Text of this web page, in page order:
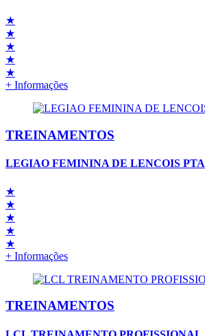
★
★
★
★
★
+ Informações
TREINAMENTOS
LEGIAO FEMININA DE LENCOIS PTA
★
★
★
★
★
+ Informações
TREINAMENTOS